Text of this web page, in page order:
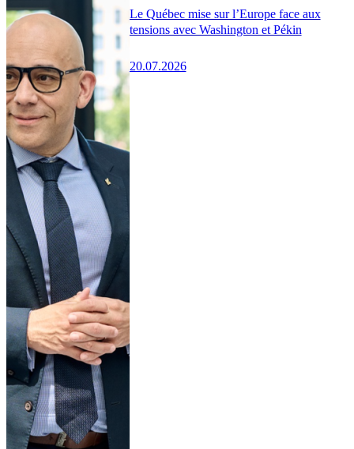
Le Québec mise sur l’Europe face aux
tensions avec Washington et Pékin
20.07.2026